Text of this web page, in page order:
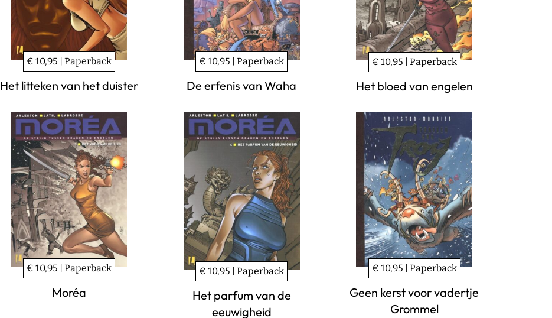
€ 10,95 | Paperback
Het litteken van het duister
€ 10,95 | Paperback
De erfenis van Waha
€ 10,95 | Paperback
Het bloed van engelen
€ 10,95 | Paperback
Moréa
€ 10,95 | Paperback
Het parfum van de
eeuwigheid
€ 10,95 | Paperback
Geen kerst voor vadertje
Grommel